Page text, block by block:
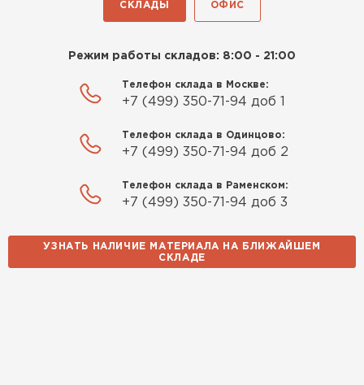
СКЛАДЫ ОФИС
Режим работы складов: 8:00 - 21:00
Телефон склада в Москве:
+7 (499) 350-71-94 доб 1
Телефон склада в Одинцово:
+7 (499) 350-71-94 доб 2
Телефон склада в Раменском:
+7 (499) 350-71-94 доб 3
УЗНАТЬ НАЛИЧИЕ МАТЕРИАЛА НА БЛИЖАЙШЕМ
СКЛАДЕ